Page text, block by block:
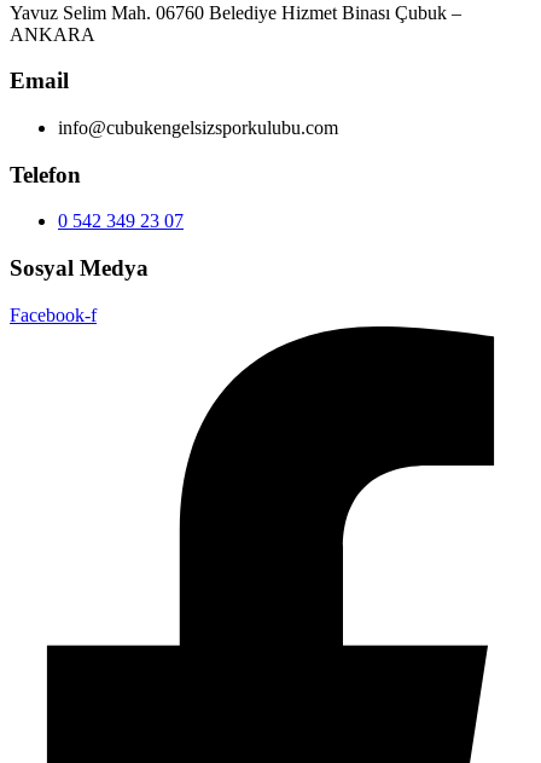
Yavuz Selim Mah. 06760 Belediye Hizmet Binası Çubuk –
ANKARA
Email
info@cubukengelsizsporkulubu.com
Telefon
0 542 349 23 07
Sosyal Medya
Facebook-f